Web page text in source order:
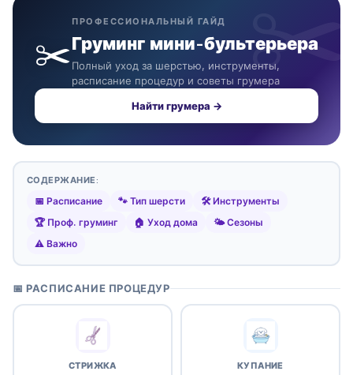
✂️
ПРОФЕССИОНАЛЬНЫЙ ГАЙД
Груминг мини-бультерьера
Полный уход за шерстью, инструменты,
расписание процедур и советы грумера
Найти грумера →
СОДЕРЖАНИЕ:
📅 Расписание 🐾 Тип шерсти
🛠️ Инструменты
🏆 Проф. груминг
🏠 Уход дома
🌤️ Сезоны
⚠️ Важно
📅 РАСПИСАНИЕ ПРОЦЕДУР
СТРИЖКА КУПАНИЕ